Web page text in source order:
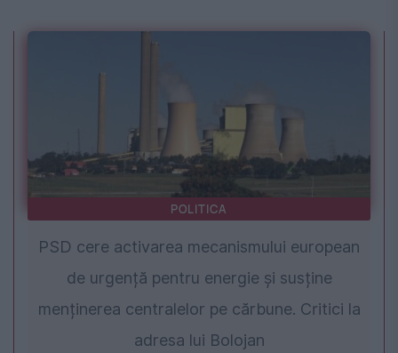
POLITICA
PSD cere activarea mecanismului european
de urgență pentru energie și susține
menținerea centralelor pe cărbune. Critici la
adresa lui Bolojan